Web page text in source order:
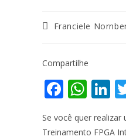
Franciele
Compartilhe
F
ac
e
W
at
Li
k
Se você quer
Treinamento FPGA